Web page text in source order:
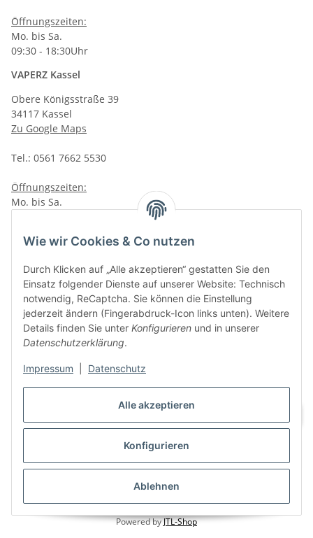
Alle akzeptieren
Konfigurieren
Ablehnen
Wie wir Cookies & Co nutzen
Durch Klicken auf „Alle akzeptieren“ gestatten Sie den
Einsatz folgender Dienste auf unserer Website: Technisch
notwendig, ReCaptcha. Sie können die Einstellung
jederzeit ändern (Fingerabdruck-Icon links unten). Weitere
Details finden Sie unter Konfigurieren und in unserer
Datenschutzerklärung.
Impressum Datenschutz
Öffnungszeiten:
Mo. bis Sa.
09:30 - 18:30Uhr
VAPERZ Kassel
Obere Königsstraße 39
34117 Kassel
Zu Google Maps
Tel.: 0561 7662 5530
Öffnungszeiten:
Mo. bis Sa.
VAPERZ Vellmar
Lange Wender 7
34246 Vellmar
Zu Google Maps
Tel.: 0561 9885 9996
Mo. bis Sa.
Vertrag widerrufen
Powered byJTL-Shop